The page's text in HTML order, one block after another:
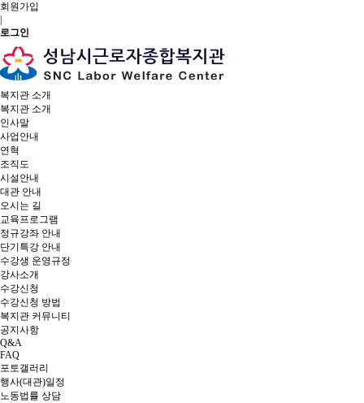
회원가입
로그인
복지관 소개
복지관 소개
인사말
사업안내
연혁
조직도
시설안내
대관 안내
오시는 길
교육프로그램
정규강좌 안내
단기특강 안내
수강생 운영규정
강사소개
수강신청
수강신청 방법
복지관 커뮤니티
공지사항
Q&A
FAQ
포토갤러리
행사(대관)일정
노동법률 상담